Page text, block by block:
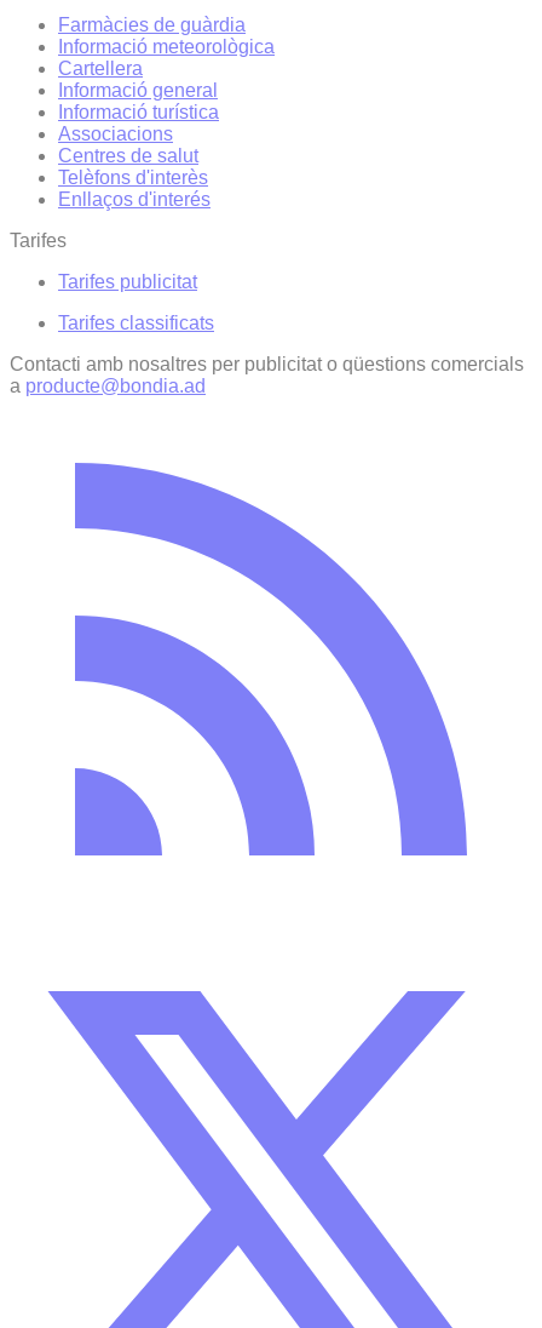
Farmàcies de guàrdia
Informació meteorològica
Cartellera
Informació general
Informació turística
Associacions
Centres de salut
Telèfons d'interès
Enllaços d'interés
Tarifes
Tarifes publicitat
Tarifes classificats
Contacti amb nosaltres per publicitat o qüestions comercials
a producte@bondia.ad